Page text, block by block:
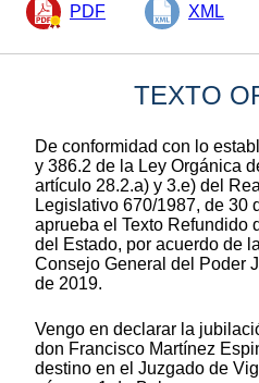
PDF XML
TEXTO
De conformidad con lo
y 386.2 de la Ley Orgánica
artículo 28.2.a) y 3.e) del
Legislativo 670/1987, de 30
aprueba el Texto Refundido
del Estado, por acuerdo de
Consejo General del Poder
de 2019.
Vengo en declarar la
don Francisco Martínez
destino en el Juzgado de